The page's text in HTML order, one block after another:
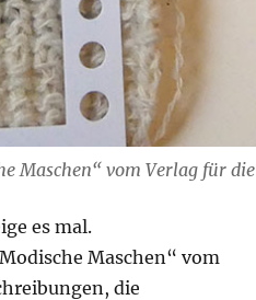
Maschen“ vom Verlag für die
es mal.
Maschen“ vom
die